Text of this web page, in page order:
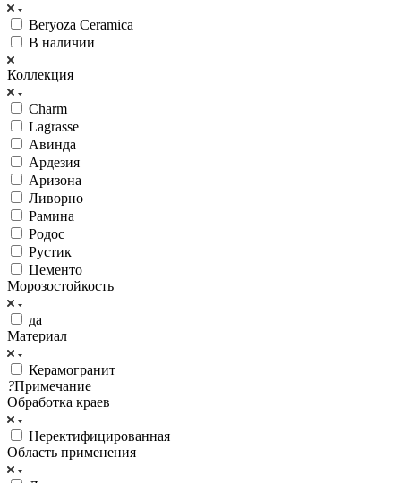
Beryoza Ceramica
В наличии
Коллекция
Charm
Lagrasse
Авинда
Ардезия
Аризона
Ливорно
Рамина
Родос
Рустик
Цементо
Морозостойкость
да
Материал
Керамогранит
?Примечание
Обработка краев
Неректифицированная
Область применения